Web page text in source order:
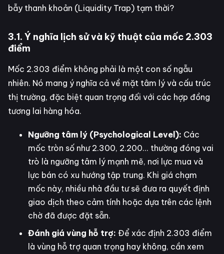
bẫy thanh khoản (Liquidity Trap) tạm thời?
3.1. Ý nghĩa lịch sử và kỹ thuật của mốc 2.303
điểm
Mốc 2.303 điểm không phải là một con số ngẫu
nhiên. Nó mang ý nghĩa cả về mặt tâm lý và cấu trúc
thị trường, đặc biệt quan trọng đối với các hợp đồng
tương lai hàng hóa.
Ngưỡng tâm lý (Psychological Level): Các
mốc tròn số như 2.300, 2.200... thường đóng vai
trò là ngưỡng tâm lý mạnh mẽ, nơi lực mua và
lực bán có xu hướng tập trung. Khi giá chạm
mốc này, nhiều nhà đầu tư sẽ đưa ra quyết định
giao dịch theo cảm tính hoặc dựa trên các lệnh
chờ đã được đặt sẵn.
Đánh giá vùng hỗ trợ: Để xác định 2.303 điểm
là vùng hỗ trợ quan trọng hay không, cần xem